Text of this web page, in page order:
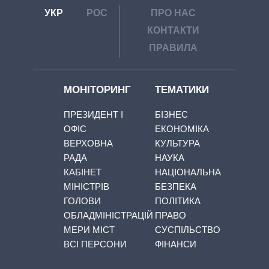
УКР РОС
ПРО НАС
КОНТАКТИ
ПРАВИЛА
МОНІТОРИНГ
ПРЕЗИДЕНТ І
ОФІС
ВЕРХОВНА
РАДА
КАБІНЕТ
МІНІСТРІВ
ГОЛОВИ
ОБЛАДМІНІСТРАЦІЙ
МЕРИ МІСТ
ВСІ ПЕРСОНИ
ТЕМАТИКИ
БІЗНЕС
ЕКОНОМІКА
КУЛЬТУРА
НАУКА
НАЦІОНАЛЬНА
БЕЗПЕКА
ПОЛІТИКА
ПРАВО
СУСПІЛЬСТВО
ФІНАНСИ